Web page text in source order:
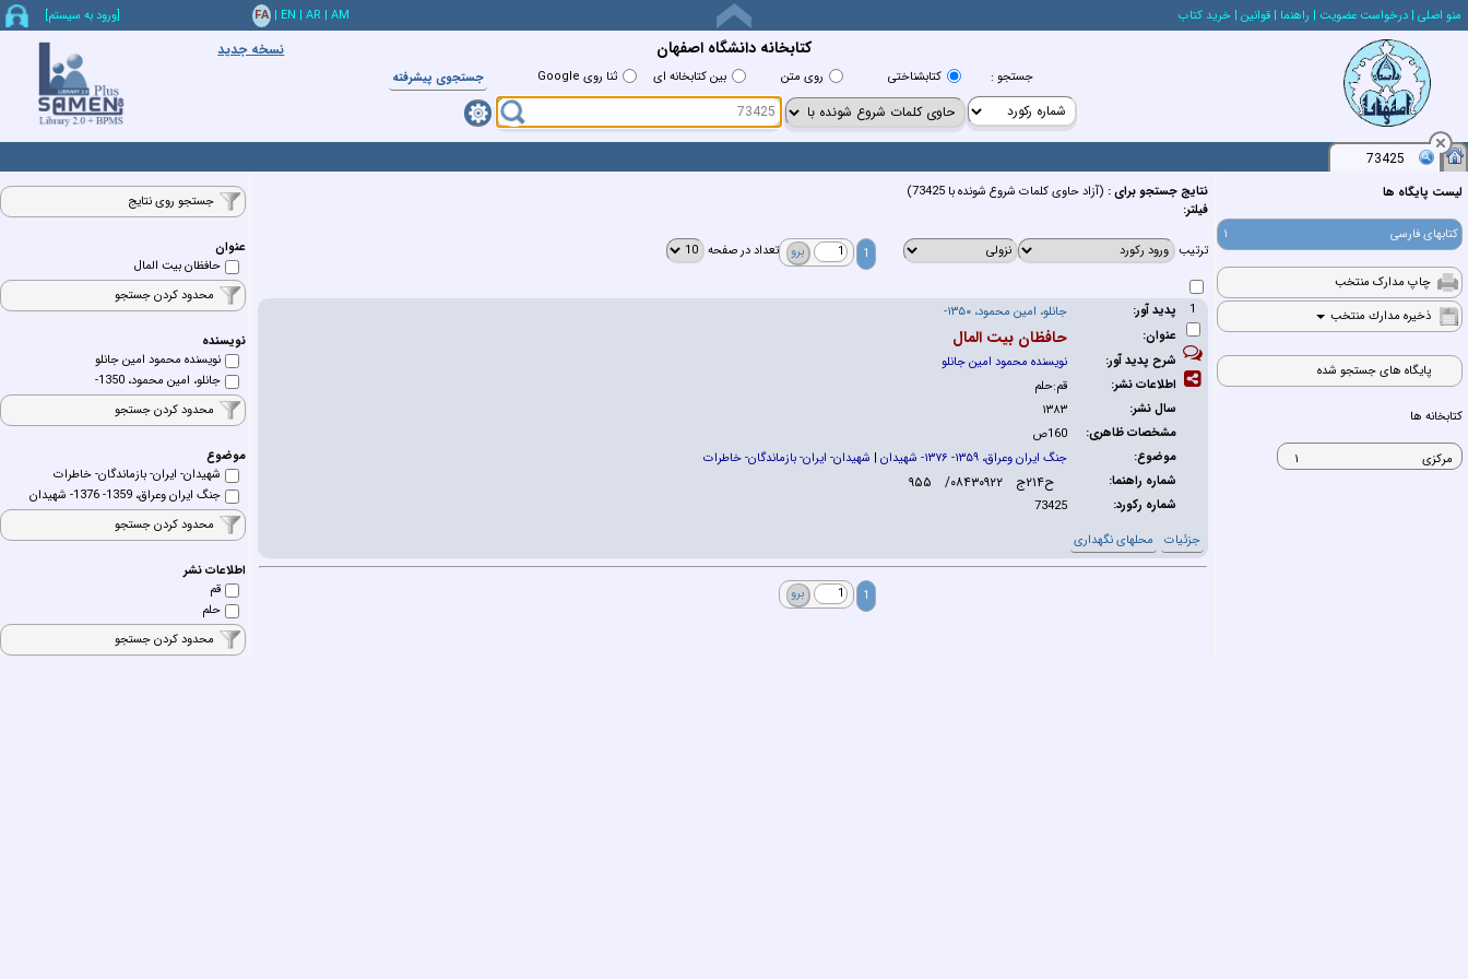
منو اصلي | درخواست عضويت | راهنما | قوانين | خريد كتاب FA | EN | AR | AM [ورود به سيستم]
کتابخانه دانشگاه اصفهان نسخه جدید
جستجو : كتابشناختي روي متن بين كتابخانه اي ثنا روی Google جستجوي پيشرفته
73425